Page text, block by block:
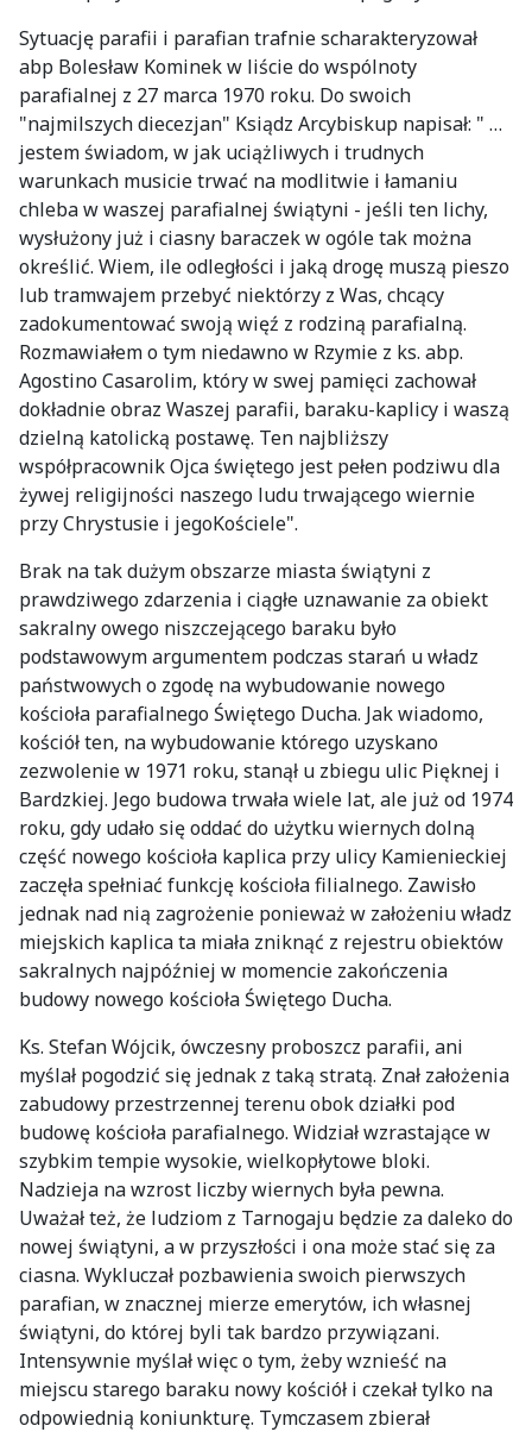
Sytuację parafii i parafian trafnie scharakteryzował
abp Bolesław Kominek w liście do wspólnoty
parafialnej z 27 marca 1970 roku. Do swoich
"najmilszych diecezjan" Ksiądz Arcybiskup napisał: " …
jestem świadom, w jak uciążliwych i trudnych
warunkach musicie trwać na modlitwie i łamaniu
chleba w waszej parafialnej świątyni - jeśli ten lichy,
wysłużony już i ciasny baraczek w ogóle tak można
określić. Wiem, ile odległości i jaką drogę muszą pieszo
lub tramwajem przebyć niektórzy z Was, chcący
zadokumentować swoją więź z rodziną parafialną.
Rozmawiałem o tym niedawno w Rzymie z ks. abp.
Agostino Casarolim, który w swej pamięci zachował
dokładnie obraz Waszej parafii, baraku-kaplicy i waszą
dzielną katolicką postawę. Ten najbliższy
współpracownik Ojca świętego jest pełen podziwu dla
żywej religijności naszego ludu trwającego wiernie
przy Chrystusie i jegoKościele".
Brak na tak dużym obszarze miasta świątyni z
prawdziwego zdarzenia i ciągłe uznawanie za obiekt
sakralny owego niszczejącego baraku było
podstawowym argumentem podczas starań u władz
państwowych o zgodę na wybudowanie nowego
kościoła parafialnego Świętego Ducha. Jak wiadomo,
kościół ten, na wybudowanie którego uzyskano
zezwolenie w 1971 roku, stanął u zbiegu ulic Pięknej i
Bardzkiej. Jego budowa trwała wiele lat, ale już od 1974
roku, gdy udało się oddać do użytku wiernych dolną
część nowego kościoła kaplica przy ulicy Kamienieckiej
zaczęła spełniać funkcję kościoła filialnego. Zawisło
jednak nad nią zagrożenie ponieważ w założeniu władz
miejskich kaplica ta miała zniknąć z rejestru obiektów
sakralnych najpóźniej w momencie zakończenia
budowy nowego kościoła Świętego Ducha.
Ks. Stefan Wójcik, ówczesny proboszcz parafii, ani
myślał pogodzić się jednak z taką stratą. Znał założenia
zabudowy przestrzennej terenu obok działki pod
budowę kościoła parafialnego. Widział wzrastające w
szybkim tempie wysokie, wielkopłytowe bloki.
Nadzieja na wzrost liczby wiernych była pewna.
Uważał też, że ludziom z Tarnogaju będzie za daleko do
nowej świątyni, a w przyszłości i ona może stać się za
ciasna. Wykluczał pozbawienia swoich pierwszych
parafian, w znacznej mierze emerytów, ich własnej
świątyni, do której byli tak bardzo przywiązani.
Intensywnie myślał więc o tym, żeby wznieść na
miejscu starego baraku nowy kościół i czekał tylko na
odpowiednią koniunkturę. Tymczasem zbierał